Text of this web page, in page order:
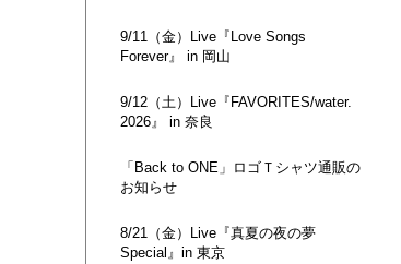
9/11（金）Live『Love Songs
Forever』 in 岡山
9/12（土）Live『FAVORITES/water.
2026』 in 奈良
「Back to ONE」ロゴＴシャツ通販の
お知らせ
8/21（金）Live『真夏の夜の夢
Special』in 東京